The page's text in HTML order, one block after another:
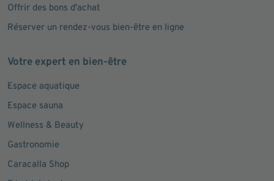
Offrir des bons d'achat
Réserver un rendez-vous bien-être en ligne
Votre expert en bien-être
Espace aquatique
Espace sauna
Wellness & Beauty
Gastronomie
Caracalla Shop